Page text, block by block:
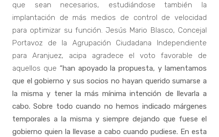
que sean necesarios, estudiándose también la
implantación de más medios de control de velocidad
para optimizar su función. Jesús Mario Blasco, Concejal
Portavoz de la Agrupación Ciudadana Independiente
para Aranjuez, acipa agradece el voto favorable de
aquellos que “han apoyado la propuesta, y lamentamos
que el gobierno y sus socios no hayan querido sumarse a
la misma y tener la más mínima intención de llevarla a
cabo. Sobre todo cuando no hemos indicado márgenes
temporales a la misma y siempre dejando que fuese el
gobierno quien la llevase a cabo cuando pudiese. En esta